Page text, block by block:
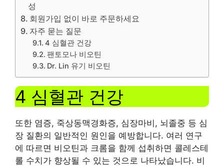
성
회원가입 없이 바로 주문하세요
자주 묻는 질문
4 심혈관 건강
팬토모나 비오틴
Dr. Lin 유기 비오틴
4 심혈관 건강
또한 염증, 죽상동맥경화증, 심장마비, 뇌졸중 등 심
장 질환의 일반적인 원인을 예방합니다. 여러 연구
에 따르면 비오틴과 크롬을 함께 섭취하면 콜레스테
롤 수치가 향상될 수 있는 것으로 나타났습니다. 비